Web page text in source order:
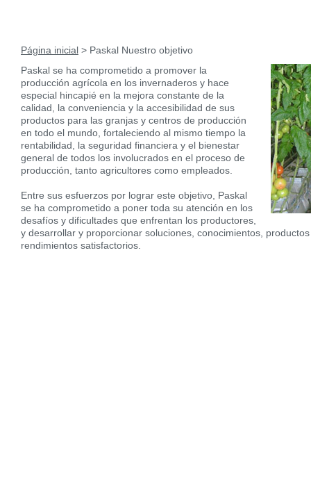
Página inicial > Paskal Nuestro objetivo
Paskal se ha comprometido a promover la
producción agrícola en los invernaderos y hace
especial hincapié en la mejora constante de la
calidad, la conveniencia y la accesibilidad de sus
productos para las granjas y centros de producción
en todo el mundo, fortaleciendo al mismo tiempo la
rentabilidad, la seguridad financiera y el bienestar
general de todos los involucrados en el proceso de
producción, tanto agricultores como empleados.
Entre sus esfuerzos por lograr este objetivo, Paskal
se ha comprometido a poner toda su atención en los
desafíos y dificultades que enfrentan los productores,
y desarrollar y proporcionar soluciones, conocimientos,
rendimientos satisfactorios.